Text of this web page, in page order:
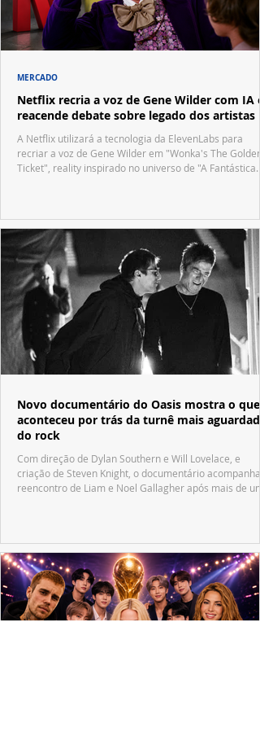
Netflix recria a voz de Gene Wilder com IA e
reacende debate sobre legado dos artistas
A Netflix utilizará a tecnologia da ElevenLabs para
recriar a voz de Gene Wilder em "Wonka's The Golden
Ticket", reality inspirado no universo de "A Fantástica
MERCADO
Novo documentário do Oasis mostra o que
aconteceu por trás da turnê mais aguardada
do rock
Com direção de Dylan Southern e Will Lovelace, e
criação de Steven Knight, o documentário acompanha
reencontro de Liam e Noel Gallagher após mais de